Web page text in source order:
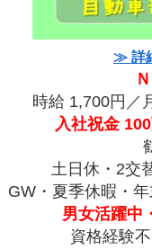
≫ 詳
時給 1,700円／
入社祝金
土日休・2交
GW・夏季休暇・
男女活躍中
資格経験